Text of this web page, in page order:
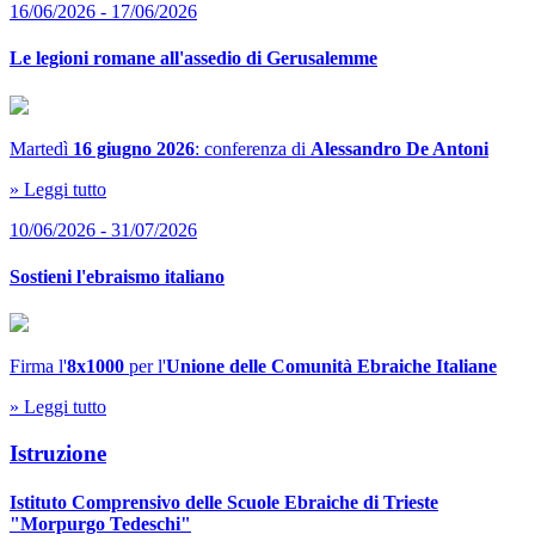
16/06/2026 - 17/06/2026
Le legioni romane all'assedio di Gerusalemme
Martedì 16 giugno 2026: conferenza di Alessandro De Antoni
» Leggi tutto
10/06/2026 - 31/07/2026
Sostieni l'ebraismo italiano
Firma l'8x1000 per l'Unione delle Comunità Ebraiche Italiane
» Leggi tutto
Istruzione
Istituto Comprensivo delle Scuole Ebraiche di Trieste
"Morpurgo Tedeschi"